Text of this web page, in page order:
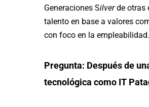
Generaciones Silverde otras
talento en base a valores
con foco en la empleabilidad.
Pregunta: Después de
tecnológica como IT